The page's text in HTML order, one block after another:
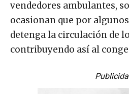
vendedores ambulantes,
ocasionan que por
detenga la circulación de
contribuyendo así al